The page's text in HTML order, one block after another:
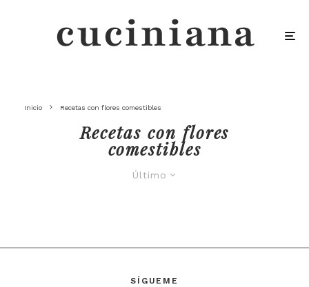
Inicio Recetas con flores comestibles
Recetas con flores
comestibles
Último
SÍGUEME